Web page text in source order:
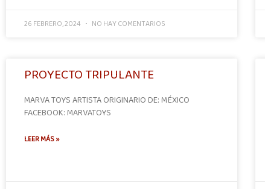
26 FEBRERO, 2024 NO HAY COMENTARIOS
PROYECTO TRIPULANTE
MARVA TOYS ARTISTA ORIGINARIO DE: MÉXICO
FACEBOOK: MARVATOYS
LEER MÁS »